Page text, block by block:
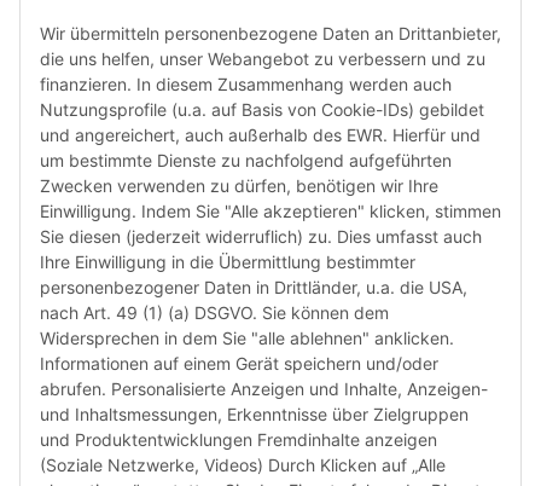
„6-
das
Wir übermitteln personenbezogene Daten an Drittanbieter,
die uns helfen, unser Webangebot zu verbessern und zu
finanzieren. In diesem Zusammenhang werden auch
Nutzungsprofile (u.a. auf Basis von Cookie-IDs) gebildet
und angereichert, auch außerhalb des EWR. Hierfür und
um bestimmte Dienste zu nachfolgend aufgeführten
Zwecken verwenden zu dürfen, benötigen wir Ihre
Einwilligung. Indem Sie "Alle akzeptieren" klicken, stimmen
Sie diesen (jederzeit widerruflich) zu. Dies umfasst auch
Ihre Einwilligung in die Übermittlung bestimmter
personenbezogener Daten in Drittländer, u.a. die USA,
nach Art. 49 (1) (a) DSGVO. Sie können dem
Widersprechen in dem Sie "alle ablehnen" anklicken.
Informationen auf einem Gerät speichern und/oder
abrufen. Personalisierte Anzeigen und Inhalte, Anzeigen-
und Inhaltsmessungen, Erkenntnisse über Zielgruppen
und Produktentwicklungen Fremdinhalte anzeigen
(Soziale Netzwerke, Videos) Durch Klicken auf „Alle